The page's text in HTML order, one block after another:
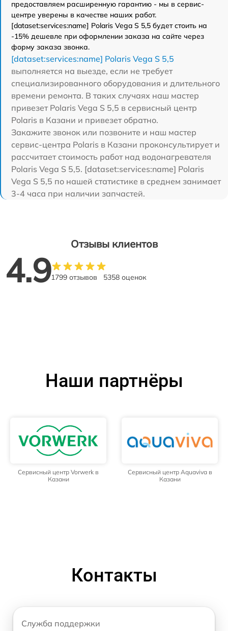
предоставляем расширенную гарантию - мы в сервис-
центре уверены в качестве наших работ.
[dataset:services:name] Polaris Vega S 5,5 будет стоить на
-15% дешевле при оформлении заказа на сайте через
форму заказа звонка.
[dataset:services:name] Polaris Vega S 5,5
выполняется на выезде, если не требует
специализированного оборудования и длительного
времени ремонта. В таких случаях наш мастер
привезет Polaris Vega S 5,5 в сервисный центр
Polaris в Казани и привезет обратно.
Закажите звонок или позвоните и наш мастер
сервис-центра Polaris в Казани проконсультирует и
рассчитает стоимость работ над водонагревателя
Polaris Vega S 5,5. [dataset:services:name] Polaris
Vega S 5,5 по нашей статистике в среднем занимает
3-4 часа при наличии запчастей.
Отзывы клиентов
4.91799 отзывов 5358 оценок
Наши партнёры
Сервисный центр Vorwerk в
Казани
Сервисный центр Aquaviva в
Казани
Контакты
Служба поддержки